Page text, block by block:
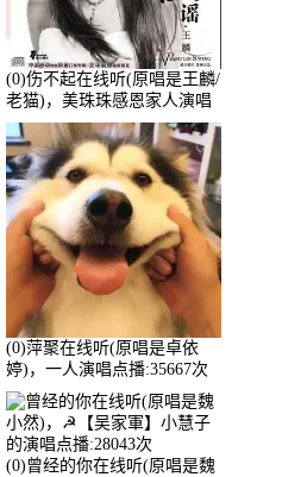
(0)伤不起在线听(原唱是王麟/
老猫)，美珠珠感恩家人演唱
点播:80218次
(0)萍聚在线听(原唱是卓依
婷)，一人演唱点播:35667次
(0)曾经的你在线听(原唱是魏